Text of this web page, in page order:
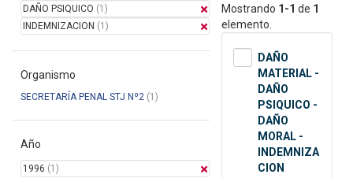
DAÑO PSIQUICO (1)
INDEMNIZACION (1)
Organismo
SECRETARÍA PENAL STJ Nº2 (1)
Año
1996 (1)
Mostrando 1-1 de 1
elemento.
DAÑO
MATERIAL -
DAÑO
PSIQUICO -
DAÑO
MORAL -
INDEMNIZA
CION